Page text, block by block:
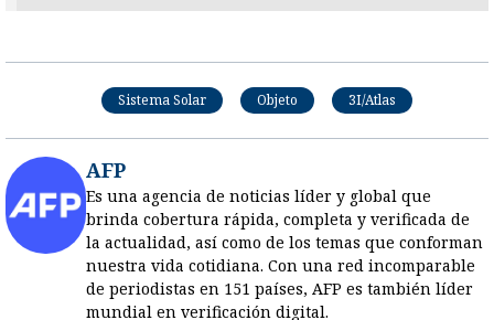
Sistema Solar Objeto 3I/Atlas
AFP
Es una agencia de noticias líder y global que
brinda cobertura rápida, completa y verificada de
la actualidad, así como de los temas que conforman
nuestra vida cotidiana. Con una red incomparable
de periodistas en 151 países, AFP es también líder
mundial en verificación digital.